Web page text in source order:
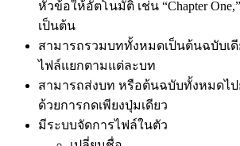
หัวข้อให้อัตโนมัติ เช่น “Chapter One,”
เป็นต้น
สามารถรวมบททั้งหมดเป็นต้นฉบับเ
ไฟล์แยกตามแต่ละบท
สามารถส่งบท หรือต้นฉบับทั้งหมดไป
ด้วยการกดเพียงปุ่มเดียว
มีระบบจัดการไฟล์ในตัว